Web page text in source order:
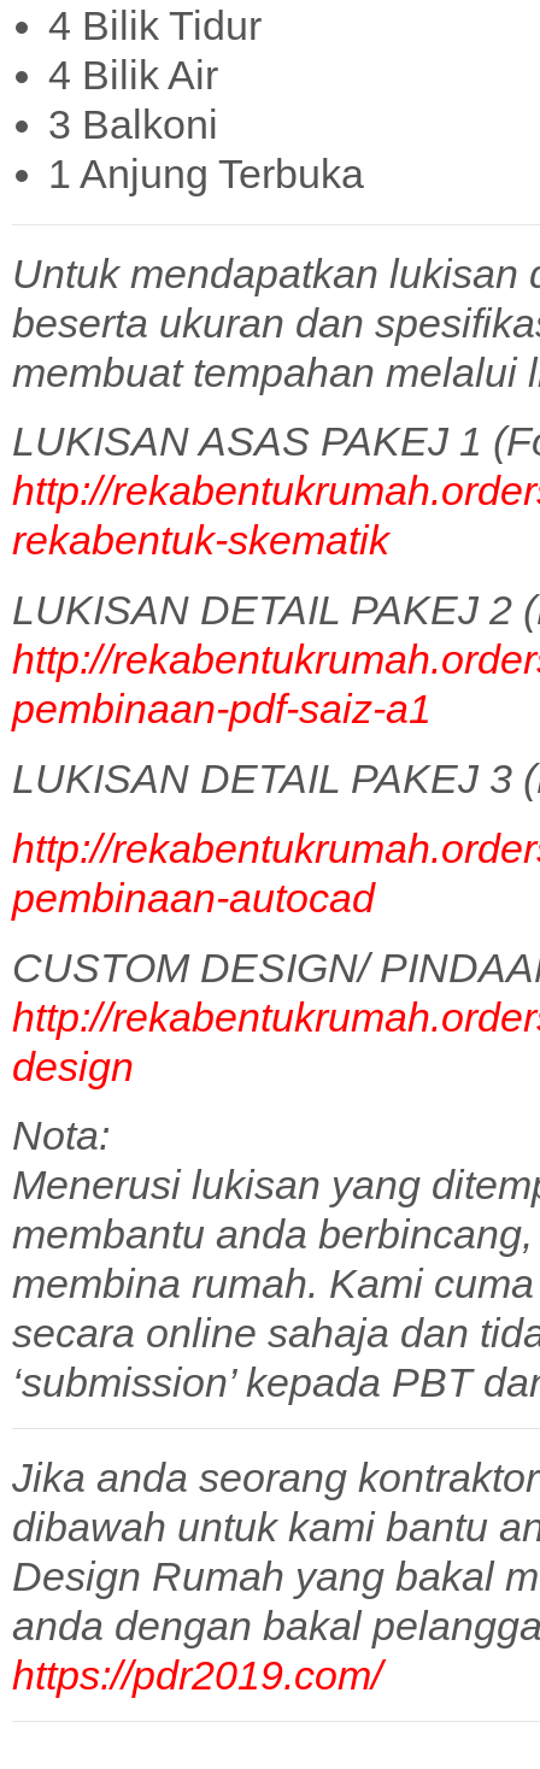
4 Bilik Tidur
4 Bilik Air
3 Balkoni
1 Anjung Terbuka
Untuk mendapatkan
beserta ukuran dan
membuat tempahan melalui
LUKISAN ASAS PAKEJ 1
http://
rekabentuk-skematik
LUKISAN DETAIL PAKEJ 2
http://
pembinaan-pdf-saiz-a1
LUKISAN DETAIL PAKEJ 3
http://
pembinaan-autocad
CUSTOM DESIGN/
http://
design
Nota:
Menerusi lukisan yang
membantu anda
membina rumah. Kami
secara online sahaja dan
‘submission’ kepada PBT
Jika anda seorang
dibawah untuk kami bantu
Design Rumah yang bakal
anda dengan bakal
https://pdr2019.com/